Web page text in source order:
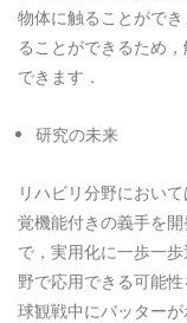
物体に触ることがで
ることができるため
できます．
研究の未来
リハビリ分野におい
覚機能付きの義手を
で，実用化に一歩一
野で応用できる可能
球観戦中にバッター